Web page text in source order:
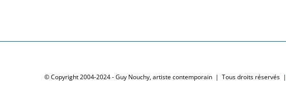
© Copyright 2004-2024 - Guy Nouchy, artiste contemporain | Tous droits réservés |